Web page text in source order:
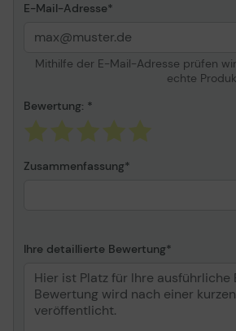
E-Mail-Adresse
Mithilfe der E-Mail-Adresse prüfen
echte
Bewertung:
Zusammenfassung
Ihre detaillierte Bewertung